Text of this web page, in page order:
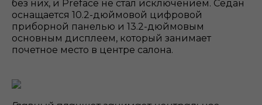
без них, и Preface не стал исключением. Седан
оснащается 10.2-дюймовой цифровой
приборной панелью и 13.2-дюймовым
основным дисплеем, который занимает
почетное место в центре салона.